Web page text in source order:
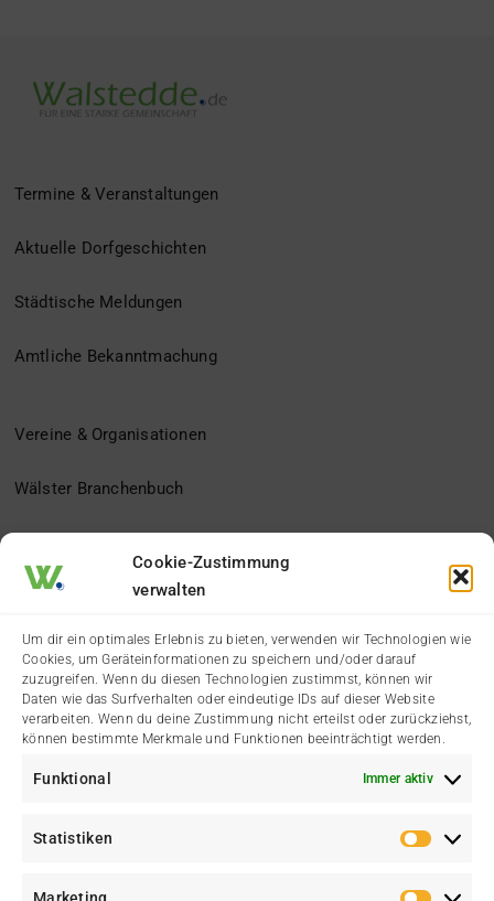
Cookie-Zustimmung
verwalten
Um dir ein optimales Erlebnis zu bieten, verwenden wir Technologien wie
Cookies, um Geräteinformationen zu speichern und/oder darauf
zuzugreifen. Wenn du diesen Technologien zustimmst, können wir
Daten wie das Surfverhalten oder eindeutige IDs auf dieser Website
verarbeiten. Wenn du deine Zustimmung nicht erteilst oder zurückziehst,
können bestimmte Merkmale und Funktionen beeinträchtigt werden.
Funktional Immer aktiv
Statistiken
Termine & Veranstaltungen
Aktuelle Dorfgeschichten
Städtische Meldungen
Amtliche Bekanntmachung
Vereine & Organisationen
Wälster Branchenbuch
Datenschutzerklärung
Cookie-Richtlinie (EU)
Kontakt